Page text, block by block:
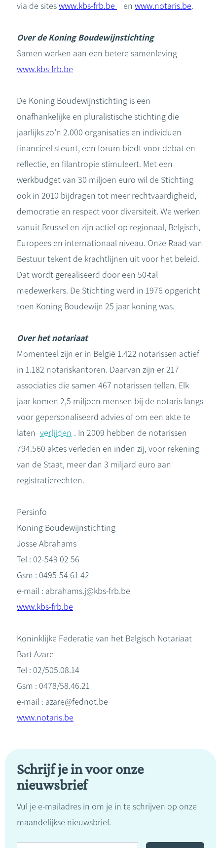
via de siteswww.kbs-frb.be enwww.notaris.be.
Over de Koning Boudewijnstichting
Samen werken aan een betere samenleving
www.kbs-frb.be
De Koning Boudewijnstichting is een
onafhankelijke en pluralistische stichting die
jaarlijks zo’n 2.000 organisaties en individuen
financieel steunt, een forum biedt voor debat en
reflectie, en filantropie stimuleert. Met een
werkbudget van 30 miljoen euro wil de Stichting
ook in 2010 bijdragen tot meer rechtvaardigheid,
democratie en respect voor diversiteit. We werken
vanuit Brussel en zijn actief op regionaal, Belgisch,
Europees en internationaal niveau. Onze Raad van
Bestuur tekent de krachtlijnen uit voor het beleid.
Dat wordt gerealiseerd door een 50-tal
medewerkers. De Stichting werd in 1976 opgericht
toen Koning Boudewijn 25 jaar koning was.
Over het notariaat
Momenteel zijn er in België 1.422 notarissen actief
in 1.182 notariskantoren. Daarvan zijn er 217
associaties die samen 467 notarissen tellen. Elk
jaar komen 2,5 miljoen mensen bij de notaris langs
voor gepersonaliseerd advies of om een akte te
laten verlijden . In 2009 hebben de notarissen
794.560 aktes verleden en inden zij, voor rekening
van de Staat, meer dan 3 miljard euro aan
registratierechten.
Persinfo
Koning Boudewijnstichting
Josse Abrahams
Tel : 02-549 02 56
Gsm : 0495-54 61 42
e-mail : abrahams.j@kbs-frb.be
www.kbs-frb.be
Koninklijke Federatie van het Belgisch Notariaat
Bart Azare
Tel : 02/505.08.14
Gsm : 0478/58.46.21
e-mail : azare@fednot.be
www.notaris.be
Schrijf je in voor onze
nieuwsbrief
Vul je e-mailadres in om je in te schrijven op onze
maandelijkse nieuwsbrief.